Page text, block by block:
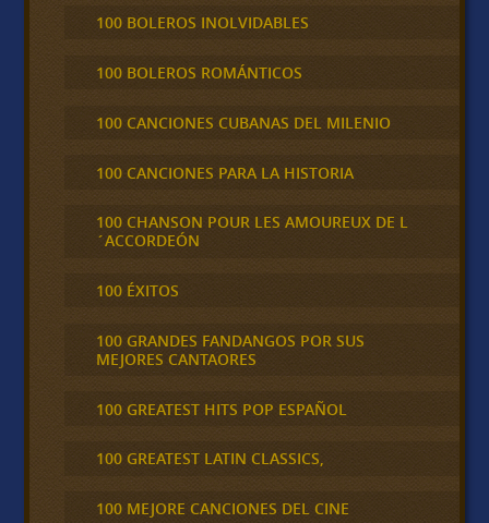
100 BOLEROS INOLVIDABLES
100 BOLEROS ROMÁNTICOS
100 CANCIONES CUBANAS DEL MILENIO
100 CANCIONES PARA LA HISTORIA
100 CHANSON POUR LES AMOUREUX DE L
´ACCORDEÓN
100 ÉXITOS
100 GRANDES FANDANGOS POR SUS
MEJORES CANTAORES
100 GREATEST HITS POP ESPAÑOL
100 GREATEST LATIN CLASSICS,
100 MEJORE CANCIONES DEL CINE